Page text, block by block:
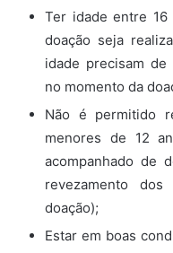
Ter idade entre
doação seja
idade precisam
no momento da
Não é permitido
menores de 12
acompanhado de
revezamento
doação);
Estar em boas